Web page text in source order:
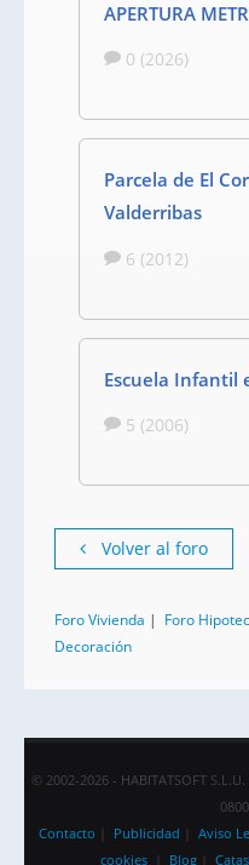
APERTURA
0 (2026)
Parcela de El
Valderribas
6 (2012)
Escuela Infantil
5 (2006)
Volver al foro
Foro Vivienda | Foro
Decoración
© 2002-2026 - HABITATSOFT
Contacto
Publicidad Aviso
cookies
Blog